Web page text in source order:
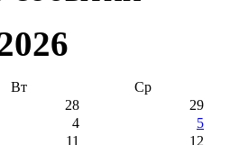
Вт
Ср
28
29
4
5
11
12